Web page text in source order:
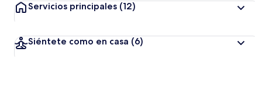
Servicios principales (12)
Siéntete como en casa (6)